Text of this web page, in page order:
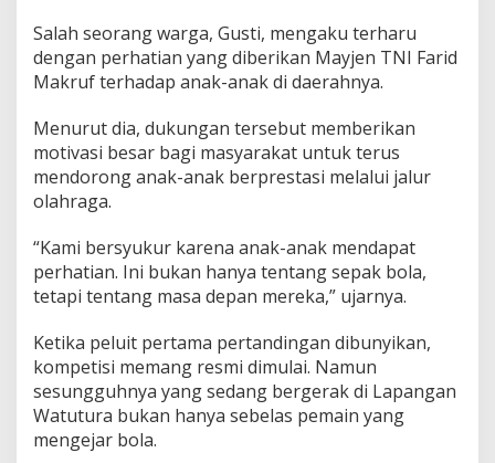
Salah seorang warga, Gusti, mengaku terharu
dengan perhatian yang diberikan Mayjen TNI Farid
Makruf terhadap anak-anak di daerahnya.
Menurut dia, dukungan tersebut memberikan
motivasi besar bagi masyarakat untuk terus
mendorong anak-anak berprestasi melalui jalur
olahraga.
“Kami bersyukur karena anak-anak mendapat
perhatian. Ini bukan hanya tentang sepak bola,
tetapi tentang masa depan mereka,” ujarnya.
Ketika peluit pertama pertandingan dibunyikan,
kompetisi memang resmi dimulai. Namun
sesungguhnya yang sedang bergerak di Lapangan
Watutura bukan hanya sebelas pemain yang
mengejar bola.